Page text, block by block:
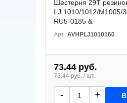
Шестерня 29T
LJ 1010/1012/M1005/
RU5-0185 &
Арт: AVHPLJ1010160
73.44 руб.
73.44 руб. / шт.
- +